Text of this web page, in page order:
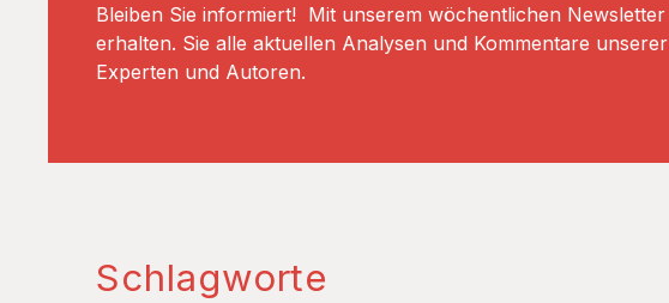
Bleiben Sie informiert! Mit unserem wöchentlichen Newsletter
erhalten. Sie alle aktuellen Analysen und Kommentare unserer
Experten und Autoren.
Schlagworte